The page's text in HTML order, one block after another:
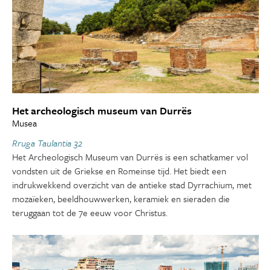
Het archeologisch museum van Durrës
Musea
Rruga Taulantia 32
Het Archeologisch Museum van Durrës is een schatkamer vol
vondsten uit de Griekse en Romeinse tijd. Het biedt een
indrukwekkend overzicht van de antieke stad Dyrrachium, met
mozaïeken, beeldhouwwerken, keramiek en sieraden die
teruggaan tot de 7e eeuw voor Christus.